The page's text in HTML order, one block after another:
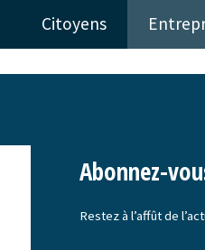
Citoyens
Abonnez-
Restez à l’affût de